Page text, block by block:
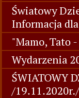
Światowy
Informacja
"Mamo, Tato
Wydarzenia
ŚWIATOWY
/19.11.2020r./